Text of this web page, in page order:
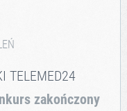
TELEMED24
zakończony